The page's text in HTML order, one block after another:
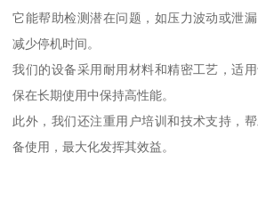
它能帮助检测潜在问题，如压力波动或泄
减少停机时间。
我们的设备采用耐用材料和精密工艺，适
保在长期使用中保持高性能。
此外，我们还注重用户培训和技术支持，
备使用，最大化发挥其效益。